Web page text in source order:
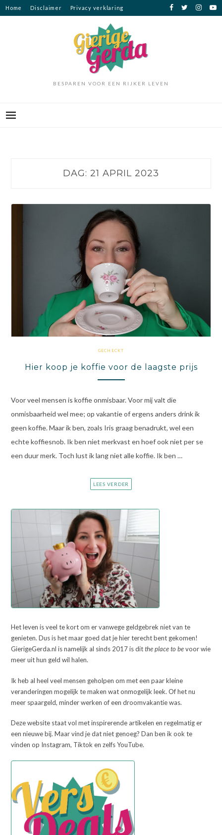
Ga
naar
Home Disclaimer Privacy verklaring
BESPAREN VOOR EEN RIJKER LEVEN
DAG: 21 APRIL 2023
GECHECKT
Hier koop je koffie voor de laagste prijs
Voor veel mensen is koffie onmisbaar. Voor mij valt die
onmisbaarheid wel mee; op vakantie of ergens anders drink ik
geen koffie. Maar ik ben, zoals Iris graag benadrukt, wel een
echte koffiesnob. Ik ben niet merkvast en hoef ook niet per se
een duur merk. Toch lust ik lang niet alle koffie. Ik ben …
LEES VERDER
Het leven is veel te kort om er vanwege geldgebrek niet van te
genieten. Dus is het maar goed dat je hier terecht bent gekomen!
GierigeGerda.nl is namelijk al sinds 2017 is ditthe place to bevoor wie
meer uit hun geld wil halen.
Ik heb al heel veel mensen geholpen om met een paar kleine
veranderingen mogelijk te maken wat onmogelijk leek. Of het nu
meer spaargeld, minder werken of een droomvakantie was.
Deze website staat vol met inspirerende artikelen en regelmatig er
een nieuwe bij. Maar vind je dat niet genoeg? Dan ben ik ook te
vinden op Instagram, Tiktok en zelfs YouTube.